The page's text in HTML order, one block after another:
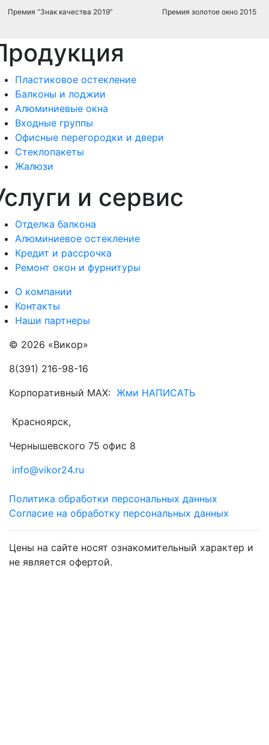
Премия “Знак качества 2019” Премия золотое окно 2015
Пластиковое остекление
Балконы и лоджии
Алюминиевые окна
Входные группы
Офисные перегородки и двери
Стеклопакеты
Жалюзи
и сервис
Отделка балкона
Алюминиевое остекление
Кредит и рассрочка
Ремонт окон и фурнитуры
О компании
Контакты
Наши партнеры
© 2026 «Викор»
8(391) 216-98-16
Корпоративный MAX: Жми НАПИСАТЬ
Красноярск,
Чернышевского 75 офис 8
info@vikor24.ru
Политика обработки персональных данных
Согласие на обработку персональных данных
Цены на сайте носят ознакомительный характер и
не является офертой.